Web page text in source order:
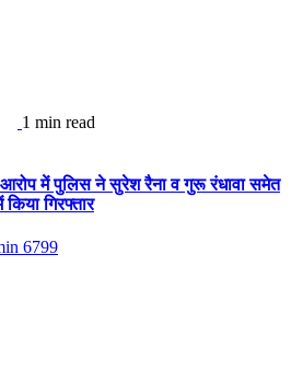
1 min read
में पुलिस ने सुरेश रैना व गुरू रंधावा समेत
गिरफ्तार
6799